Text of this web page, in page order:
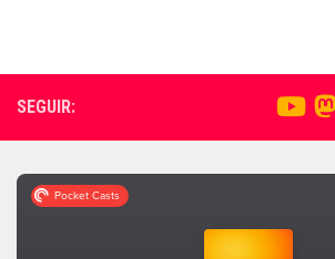
SEGUIR: